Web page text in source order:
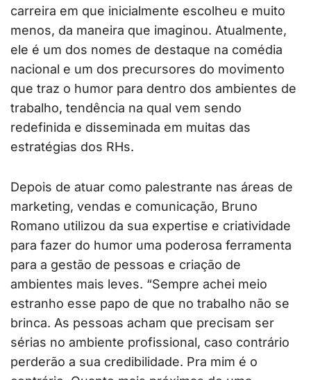
carreira em que inicialmente escolheu e muito
menos, da maneira que imaginou. Atualmente,
ele é um dos nomes de destaque na comédia
nacional e um dos precursores do movimento
que traz o humor para dentro dos ambientes de
trabalho, tendência na qual vem sendo
redefinida e disseminada em muitas das
estratégias dos RHs.
Depois de atuar como palestrante nas áreas de
marketing, vendas e comunicação, Bruno
Romano utilizou da sua expertise e criatividade
para fazer do humor uma poderosa ferramenta
para a gestão de pessoas e criação de
ambientes mais leves. “Sempre achei meio
estranho esse papo de que no trabalho não se
brinca. As pessoas acham que precisam ser
sérias no ambiente profissional, caso contrário
perderão a sua credibilidade. Pra mim é o